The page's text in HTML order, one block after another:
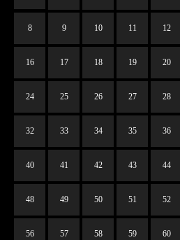
8 9 10 11 12
16 17 18 19 20
24 25 26 27 28
32 33 34 35 36
40 41 42 43 44
48 49 50 51 52
56 57 58 59 60